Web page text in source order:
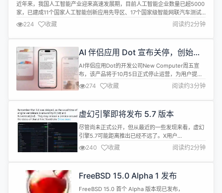
近年来，我国人工智能产业迎来高速发展期，目前人工智能企业数量已超5000
家，已建成11个国家人工智能创新应用先导区、17个国家级智能网联汽车测试
示范区，展现出强劲的创新活力和市场潜力。 “智能产业基础日益坚实，智能产
品蓬勃发展，赋能应用更加深入。”工业和信息化部相关负责人介绍，目前我国
在人工智能芯片、算法框架等关键核心技术上持续取得突破，自主开源大模型
正引领...
224 收藏 阅读约2分钟
AI 伴侣应用 Dot 宣布关停，创始人
理念分歧导致项目终结
AI伴侣应用Dot的开发公司New Computer周五宣
布，该产品将于10月5日正式停止运营，为用户提供
数据下载的缓冲时间。 Dot于2024年由联合创始人
萨姆·惠特莫尔和前苹果设计师杰森·袁共同推出，定
位为AI"朋友和伴侣"。该应用旨在通过不断学习用户
持。袁当时将Dot描述为"促进与内在自我的关系，就
像我自己的...
274 收藏 阅读约3分钟
虚幻引擎即将发布 5.7 版本
尽管尚未正式公开，但从最近的一些发现来看，虚幻
引擎5.7可能距离推出已经不远了。X用户
TheRedPixel发现，虚幻引擎5.7的分支已出现在
GitHub上，而主分支已更新至5.8，这表明新版本很
可能即将发布。 虽然目前还不清楚具体的公布与上线
Fest斯德哥尔摩站（9月22日至24日）上放出预览
版。 同样，...
240 收藏 阅读约2分钟
FreeBSD 15.0 Alpha 1 发布
FreeBSD 15.0 首个 Alpha 版本现已发布，